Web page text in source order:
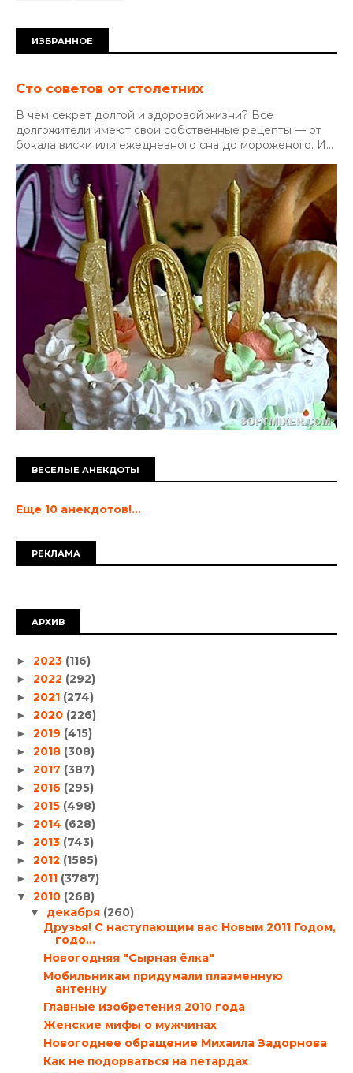
ИЗБРАННОЕ
Сто советов от столетних
В чем секрет долгой и здоровой жизни? Все
долгожители имеют свои собственные рецепты — от
бокала виски или ежедневного сна до мороженого. И...
ВЕСЕЛЫЕ АНЕКДОТЫ
Еще 10 анекдотов!...
РЕКЛАМА
АРХИВ
► 2023 (116)
► 2022 (292)
► 2021 (274)
► 2020 (226)
► 2019 (415)
► 2018 (308)
► 2017 (387)
► 2016 (295)
► 2015 (498)
► 2014 (628)
► 2013 (743)
► 2012 (1585)
► 2011 (3787)
▼ 2010 (268)
▼ декабря (260)
Друзья! С наступающим вас Новым 2011 Годом,
годо...
Новогодняя "Сырная ёлка"
Мобильникам придумали плазменную
антенну
Главные изобретения 2010 года
Женские мифы о мужчинах
Новогоднее обращение Михаила Задорнова
Как не подорваться на петардах